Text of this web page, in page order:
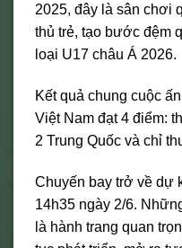
2025, đây là sân chơi
thủ trẻ, tạo bước đệm
loại U17 châu Á 2026.
Kết quả chung cuộc
Việt Nam đạt 4 điểm:
2 Trung Quốc và chỉ
Chuyến bay trở về dự
14h35 ngày 2/6.
là hành trang quan